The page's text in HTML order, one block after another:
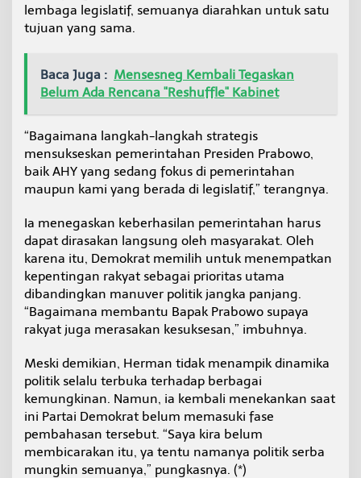
lembaga legislatif, semuanya diarahkan untuk satu
tujuan yang sama.
Baca Juga : Mensesneg Kembali Tegaskan
Belum Ada Rencana "Reshuffle" Kabinet
“Bagaimana langkah-langkah strategis
mensukseskan pemerintahan Presiden Prabowo,
baik AHY yang sedang fokus di pemerintahan
maupun kami yang berada di legislatif,” terangnya.
Ia menegaskan keberhasilan pemerintahan harus
dapat dirasakan langsung oleh masyarakat. Oleh
karena itu, Demokrat memilih untuk menempatkan
kepentingan rakyat sebagai prioritas utama
dibandingkan manuver politik jangka panjang.
“Bagaimana membantu Bapak Prabowo supaya
rakyat juga merasakan kesuksesan,” imbuhnya.
Meski demikian, Herman tidak menampik dinamika
politik selalu terbuka terhadap berbagai
kemungkinan. Namun, ia kembali menekankan saat
ini Partai Demokrat belum memasuki fase
pembahasan tersebut. “Saya kira belum
membicarakan itu, ya tentu namanya politik serba
mungkin semuanya,” pungkasnya. (*)